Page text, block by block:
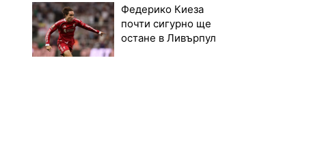
Федерико Киеза
почти сигурно ще
остане в Ливърпул